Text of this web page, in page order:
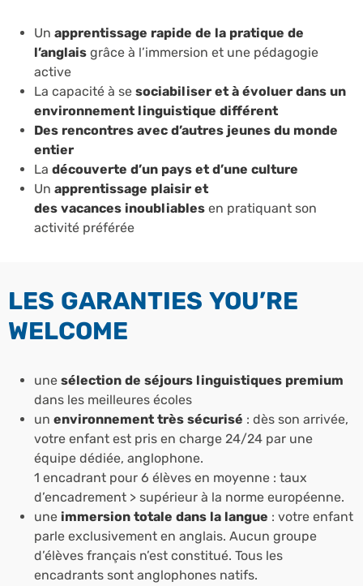
Un apprentissage rapide de la pratique de
l’anglais grâce à l’immersion et une pédagogie
active
La capacité à se sociabiliser et à évoluer dans un
environnement linguistique différent
Des rencontres avec d’autres jeunes du monde
entier
La découverte d’un pays et d’une culture
Un apprentissage plaisir et
des vacances inoubliables en pratiquant son
activité préférée
LES GARANTIES YOU’RE
WELCOME
une sélection de séjours linguistiques premium
dans les meilleures écoles
un environnement très sécurisé : dès son arrivée,
votre enfant est pris en charge 24/24 par une
équipe dédiée, anglophone.
1 encadrant pour 6 élèves en moyenne : taux
d’encadrement > supérieur à la norme européenne.
une immersion totale dans la langue : votre enfant
parle exclusivement en anglais. Aucun groupe
d’élèves français n’est constitué. Tous les
encadrants sont anglophones natifs.